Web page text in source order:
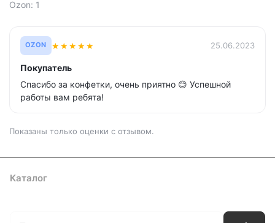
Ozon: 1
OZON ★★★★★ 25.06.2023
Покупатель
Спасибо за конфетки, очень приятно 😊 Успешной
работы вам ребята!
Показаны только оценки с отзывом.
Каталог